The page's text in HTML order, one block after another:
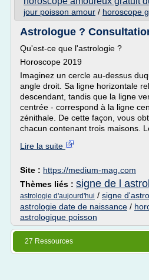
jour poisson amour / horoscope
Astrologue ?
Qu'est-ce que l'astrologie ?
Horoscope 2019
Imaginez un cercle au-dessus
angle droit. Sa ligne horizontale
descendant, tandis que la ligne
centrée - correspond à la ligne
zénithale. De cette façon, vous
chacun contenant trois maisons.
Lire la suite
Site : https://medium-mag.com
Thèmes liés : signe de l
astrologie d'aujourd'hui / signe
astrologie date de naissance /
astrologique poisson
27 Ressources